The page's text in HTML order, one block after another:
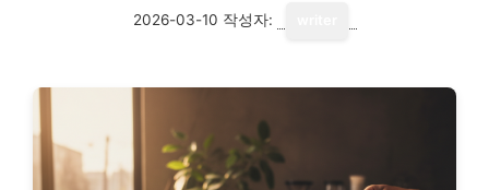
2026-03-10 작성자: